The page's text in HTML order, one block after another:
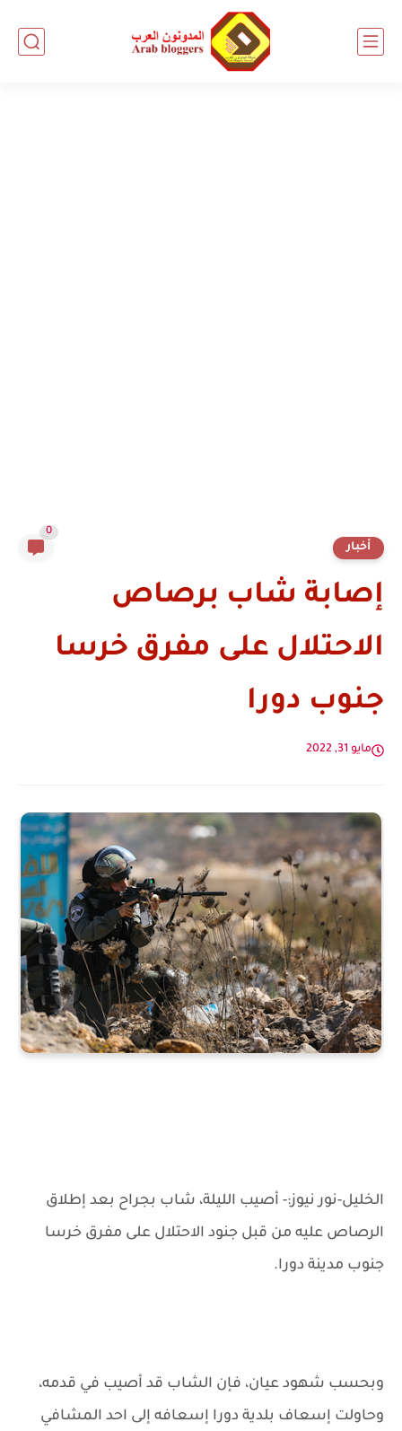
أخبار
0
إصابة شاب برصاص
الاحتلال على مفرق خرسا
جنوب دورا
مايو 31, 2022
الخليل-نور نيوز:- أصيب الليلة، شاب بجراح بعد إطلاق
الرصاص عليه من قبل جنود الاحتلال على مفرق خرسا
جنوب مدينة دورا.
وبحسب شهود عيان، فإن الشاب قد أصيب في قدمه،
وحاولت إسعاف بلدية دورا إسعافه إلى احد المشافي